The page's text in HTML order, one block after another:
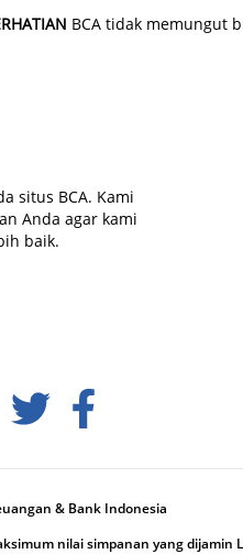
BCA tidak memungut
situs BCA. Kami
Anda agar kami
baik.
& Bank Indonesia
nilai simpanan yang dijamin